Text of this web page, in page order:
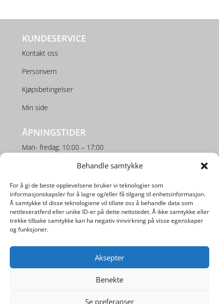
Behandle samtykke
For å gi de beste opplevelsene bruker vi teknologier som
informasjonskapsler for å lagre og/eller få tilgang til enhetsinformasjon.
Å samtykke til disse teknologiene vil tillate oss å behandle data som
nettleseratferd eller unike ID-er på dette nettstedet. Å ikke samtykke eller
trekke tilbake samtykke kan ha negativ innvirkning på visse egenskaper
og funksjoner.
Aksepter
Benekte
Se preferanser
KUNDESERVICE
Kontakt oss
Personvern
Kjøpsbetingelser
Min side
ÅPNINGSTIDER
Man- fredag: 10:00 – 17:00
Lørdag: 10:00 – 16:00
SOSIALE MEDIER
Utviklet avDigipos AS